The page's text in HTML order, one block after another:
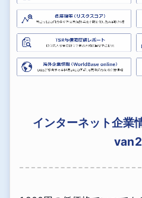
インターネット企業
van2